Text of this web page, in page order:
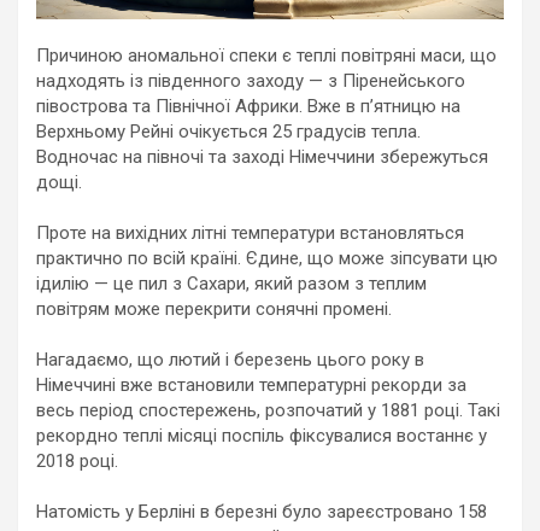
Причиною аномальної спеки є теплі повітряні маси, що
надходять із південного заходу — з Піренейського
півострова та Північної Африки. Вже в пʼятницю на
Верхньому Рейні очікується 25 градусів тепла.
Водночас на півночі та заході Німеччини збережуться
дощі.
Проте на вихідних літні температури встановляться
практично по всій країні. Єдине, що може зіпсувати цю
ідилію — це пил з Сахари, який разом з теплим
повітрям може перекрити сонячні промені.
Нагадаємо, що лютий і березень цього року в
Німеччині вже встановили температурні рекорди за
весь період спостережень, розпочатий у 1881 році. Такі
рекордно теплі місяці поспіль фіксувалися востаннє у
2018 році.
Натомість у Берліні в березні було зареєстровано 158